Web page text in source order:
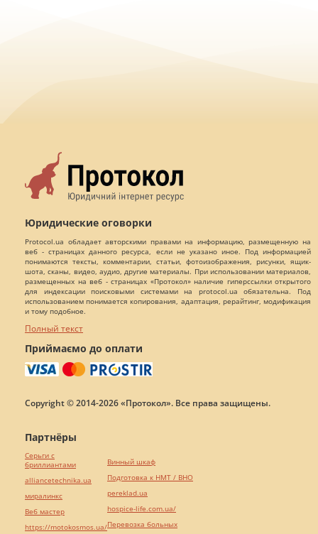
Юридические оговорки
Protocol.ua обладает авторскими правами на информацию, размещенную на
веб - страницах данного ресурса, если не указано иное. Под информацией
понимаются тексты, комментарии, статьи, фотоизображения, рисунки, ящик-
шота, сканы, видео, аудио, другие материалы. При использовании материалов,
размещенных на веб - страницах «Протокол» наличие гиперссылки открытого
для индексации поисковыми системами на protocol.ua обязательна. Под
использованием понимается копирования, адаптация, рерайтинг, модификация
и тому подобное.
Полный текст
Приймаємо до оплати
Copyright © 2014-2026 «Протокол». Все права защищены.
Партнёры
Серьги с
бриллиантами
alliancetechnika.ua
миралинкс
Веб мастер
https://motokosmos.ua/
Винный шкаф
Подготовка к НМТ / ВНО
pereklad.ua
hospice-life.com.ua/
Перевозка больных